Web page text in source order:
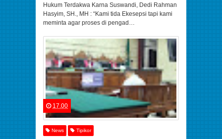
Hukum Terdakwa Karna Suswandi, Dedi Rahman
Hasyim, SH., MH : “Kami tida Ekesepsi tapi kami
meminta agar proses di pengad…
17.00
News Tipikor